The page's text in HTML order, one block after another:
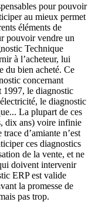
pour pouvoir
au mieux permet
éléments de
pouvoir vendre un
Technique
à l’acheteur, lui
du bien acheté. Ce
concernant
1997, le diagnostic
le diagnostic
La plupart de ces
dix ans) voire infinie
d’amiante n’est
ces diagnostics
de la vente, et ne
doivent intervenir
ERP est valide
la promesse de
pas trop.